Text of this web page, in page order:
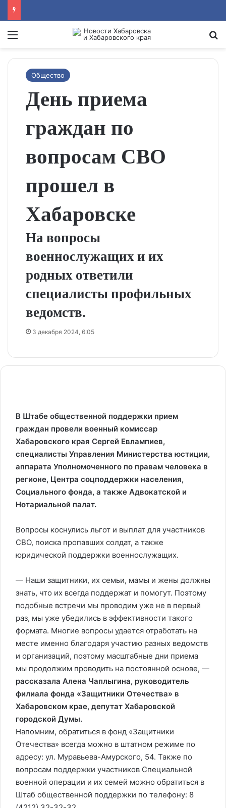
Menu
Общество
День приема
граждан по
вопросам СВО
прошел в
Хабаровске
На вопросы
военнослужащих и их
родных ответили
специалисты профильных
ведомств.
3 декабря 2024, 6:05
В Штабе общественной поддержки прием
граждан провели военный комиссар
Хабаровского края Сергей Евлампиев,
специалисты Управления Министерства юстиции,
аппарата Уполномоченного по правам человека в
регионе, Центра соцподдержки населения,
Социального фонда, а также Адвокатской и
Нотариальной палат.
Вопросы коснулись льгот и выплат для участников
СВО, поиска пропавших солдат, а также
юридической поддержки военнослужащих.
— Наши защитники, их семьи, мамы и жены должны
знать, что их всегда поддержат и помогут. Поэтому
подобные встречи мы проводим уже не в первый
раз, мы уже убедились в эффективности такого
формата. Многие вопросы удается отработать на
месте именно благодаря участию разных ведомств
и организаций, поэтому масштабные дни приема
мы продолжим проводить на постоянной основе, —
рассказала Алена Чаплыгина, руководитель
филиала фонда «Защитники Отечества» в
Хабаровском крае, депутат Хабаровской
городской Думы.
Напомним, обратиться в фонд «Защитники
Отечества» всегда можно в штатном режиме по
адресу: ул. Муравьева-Амурского, 54. Также по
вопросам поддержки участников Специальной
военной операции и их семей можно обратиться в
Штаб общественной поддержки по телефону: 8